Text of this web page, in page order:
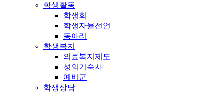
학생활동
학생회
학생자율선언
동아리
학생복지
의료복지제도
성의기숙사
예비군
학생상담